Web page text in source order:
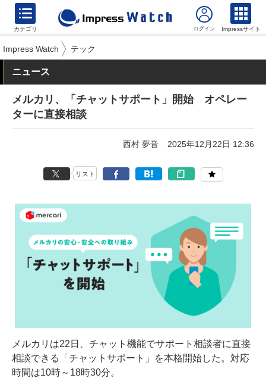
カテゴリ Impressサイト
Impress Watch テック
ニュース
メルカリ、「チャットサポート」開始 オペレー
ターに直接相談
西村 夢音 2025年12月22日 12:36
リスト
メルカリは22日、チャット機能でサポート相談者に直接
相談できる「チャットサポート」を本格開始した。対応
時間は10時～18時30分。